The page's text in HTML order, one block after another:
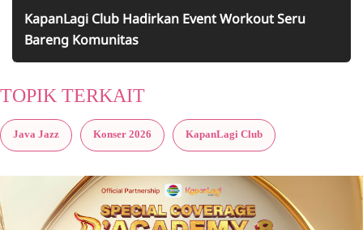
KapanLagi Club Hadirkan Event Workout Seru
Bareng Komunitas
TOPIK TERKAIT
Java Jazz Konser 2026 KapanLagi Club